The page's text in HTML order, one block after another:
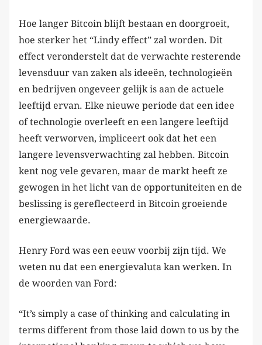
Hoe langer Bitcoin blijft bestaan en doorgroeit,
hoe sterker het “Lindy effect” zal worden. Dit
effect veronderstelt dat de verwachte resterende
levensduur van zaken als ideeën, technologieën
en bedrijven ongeveer gelijk is aan de actuele
leeftijd ervan. Elke nieuwe periode dat een idee
of technologie overleeft en een langere leeftijd
heeft verworven, impliceert ook dat het een
langere levensverwachting zal hebben. Bitcoin
kent nog vele gevaren, maar de markt heeft ze
gewogen in het licht van de opportuniteiten en de
beslissing is gereflecteerd in Bitcoin groeiende
energiewaarde.
Henry Ford was een eeuw voorbij zijn tijd. We
weten nu dat een energievaluta kan werken. In
de woorden van Ford:
“It’s simply a case of thinking and calculating in
terms different from those laid down to us by the